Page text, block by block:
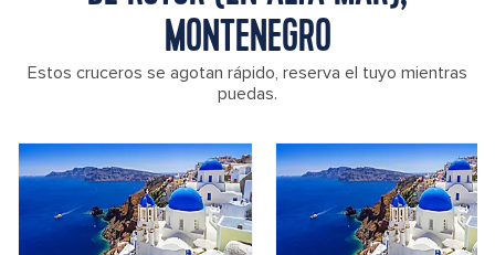
MONTENEGRO
Estos cruceros se agotan rápido, reserva el tuyo mientras
puedas.